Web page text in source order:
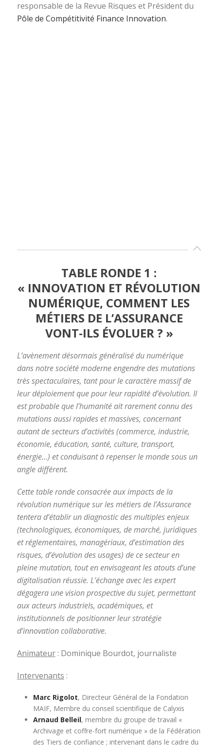
responsable de la Revue Risques et Président du
Pôle de Compétitivité Finance Innovation.
TABLE RONDE 1 :
« INNOVATION ET RÉVOLUTION
NUMÉRIQUE, COMMENT LES
MÉTIERS DE L’ASSURANCE
VONT-ILS ÉVOLUER ? »
L’avènement désormais généralisé du numérique
dans notre société moderne engendre des mutations
très spectaculaires, tant pour le caractère massif de
leur déploiement que pour leur rapidité d’évolution. Il
est probable que l’humanité ait rarement connu des
mutations aussi rapides et massives, concernant
autant de secteurs d’activités (commerce, industrie,
économie, éducation, santé, culture, transport,
énergie…) et conduisant à repenser le monde sous un
angle différent.
Cette table ronde consacrée aux impacts de la
révolution numérique sur les métiers de l’Assurance
tentera d’établir un diagnostic des multiples enjeux
(technologiques, économiques, de marché, juridiques
et réglementaires, managériaux, d’estimation des
risques, d’évolution des usages) de ce secteur en
pleine mutation, tout en envisageant les atouts d’une
digitalisation réussie. L’échange avec les expert
dégagera une vision prospective du sujet, permettant
aux acteurs industriels, académiques, et
institutionnels de positionner leur stratégie
d’innovation collaborative.
Animateur: Dominique Bourdot, journaliste
Intervenants :
Marc Rigolot, Directeur Général de la Fondation
MAIF, Membre du conseil scientifique de Calyxis
Arnaud Belleil, membre du groupe de travail «
Archivage et coffre-fort numérique » de la Fédération
des Tiers de confiance ; intervenant dans le cadre du